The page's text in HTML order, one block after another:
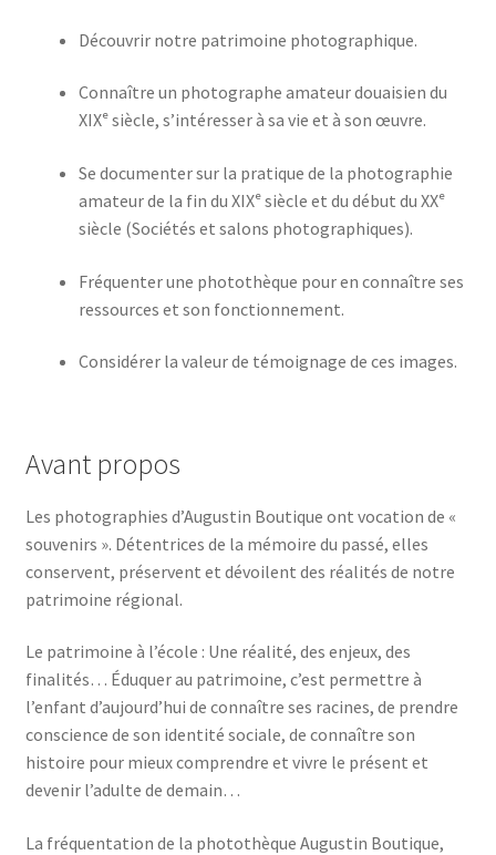
Découvrir notre patrimoine photographique.
Connaître un photographe amateur douaisien du
XIXᵉ siècle, s’intéresser à sa vie et à son œuvre.
Se documenter sur la pratique de la photographie
amateur de la fin du XIXᵉ siècle et du début du XXᵉ
siècle (Sociétés et salons photographiques).
Fréquenter une photothèque pour en connaître ses
ressources et son fonctionnement.
Considérer la valeur de témoignage de ces images.
Avant propos
Les photographies d’Augustin Boutique ont vocation de «
souvenirs ». Détentrices de la mémoire du passé, elles
conservent, préservent et dévoilent des réalités de notre
patrimoine régional.
Le patrimoine à l’école : Une réalité, des enjeux, des
finalités… Éduquer au patrimoine, c’est permettre à
l’enfant d’aujourd’hui de connaître ses racines, de prendre
conscience de son identité sociale, de connaître son
histoire pour mieux comprendre et vivre le présent et
devenir l’adulte de demain…
La fréquentation de la photothèque Augustin Boutique,